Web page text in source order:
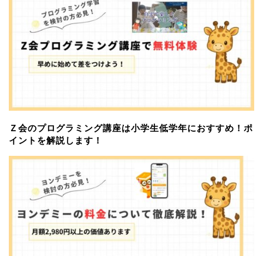
Ｚ会のプログラミング講座は小学生低学年におすすめ！ポ
イントを解説します！